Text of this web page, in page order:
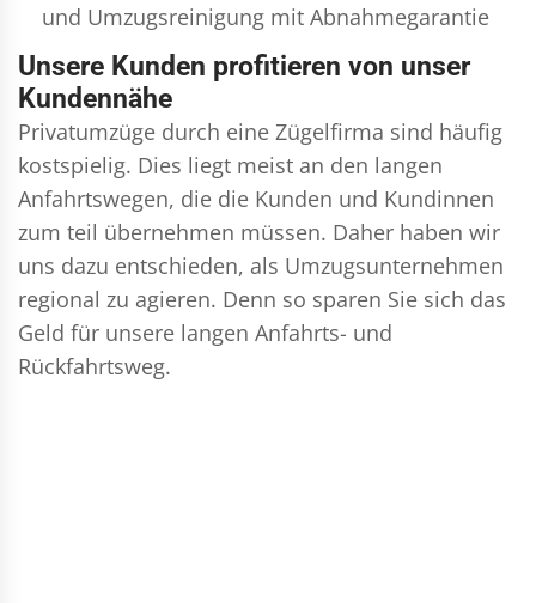
und Umzugsreinigung mit Abnahmegarantie
Unsere Kunden profitieren von unser
Kundennähe
Privatumzüge durch eine Zügelfirma sind häufig
kostspielig. Dies liegt meist an den langen
Anfahrtswegen, die die Kunden und Kundinnen
zum teil übernehmen müssen. Daher haben wir
uns dazu entschieden, als Umzugsunternehmen
regional zu agieren. Denn so sparen Sie sich das
Geld für unsere langen Anfahrts- und
Rückfahrtsweg.